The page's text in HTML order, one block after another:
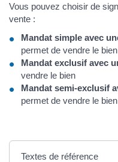
Vous pouvez choisir de
vente :
Mandat simple avec
permet de vendre le
Mandat exclusif avec
vendre le bien
Mandat semi-exclusif
permet de vendre le
Textes de référence